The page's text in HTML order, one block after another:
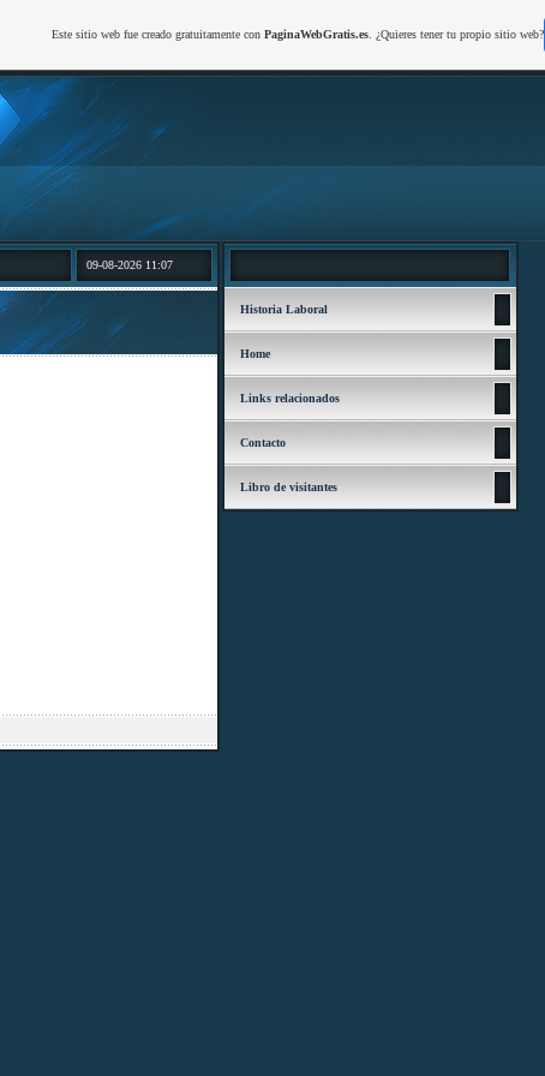
09-08-2026 11:07
Historia Laboral
Home
Links relacionados
Contacto
Libro de visitantes
Este sitio web fue creado gratuitamente con PaginaWebGratis.es. ¿Quieres tener tu propio sitio web?